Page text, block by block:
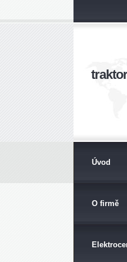
Úvod
O firmě